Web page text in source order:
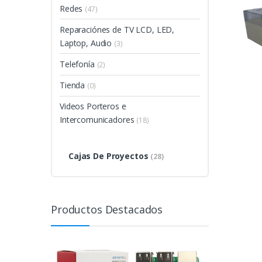
Redes (47)
Reparaciónes de TV LCD, LED,
Laptop, Audio (3)
Telefonía (2)
Tienda (0)
Videos Porteros e
Intercomunicadores (18)
Cajas De Proyectos (28)
Productos Destacados